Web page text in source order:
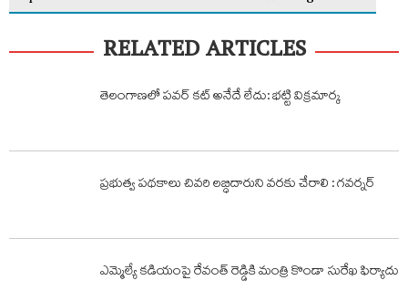
RELATED ARTICLES
తెలంగాణలో పవర్ కట్ అనేదే లేదు: భట్టి విక్రమార్క
ప్రభుత్వ పథకాలు చివరి లబ్ధిదారుని వరకు చేరాలి : గవర్నర్‌
ఎమ్మెల్యే కడియంపై రేవంత్ రెడ్డికి మంత్రి కొండా సురేఖ ఫిర్యాదు